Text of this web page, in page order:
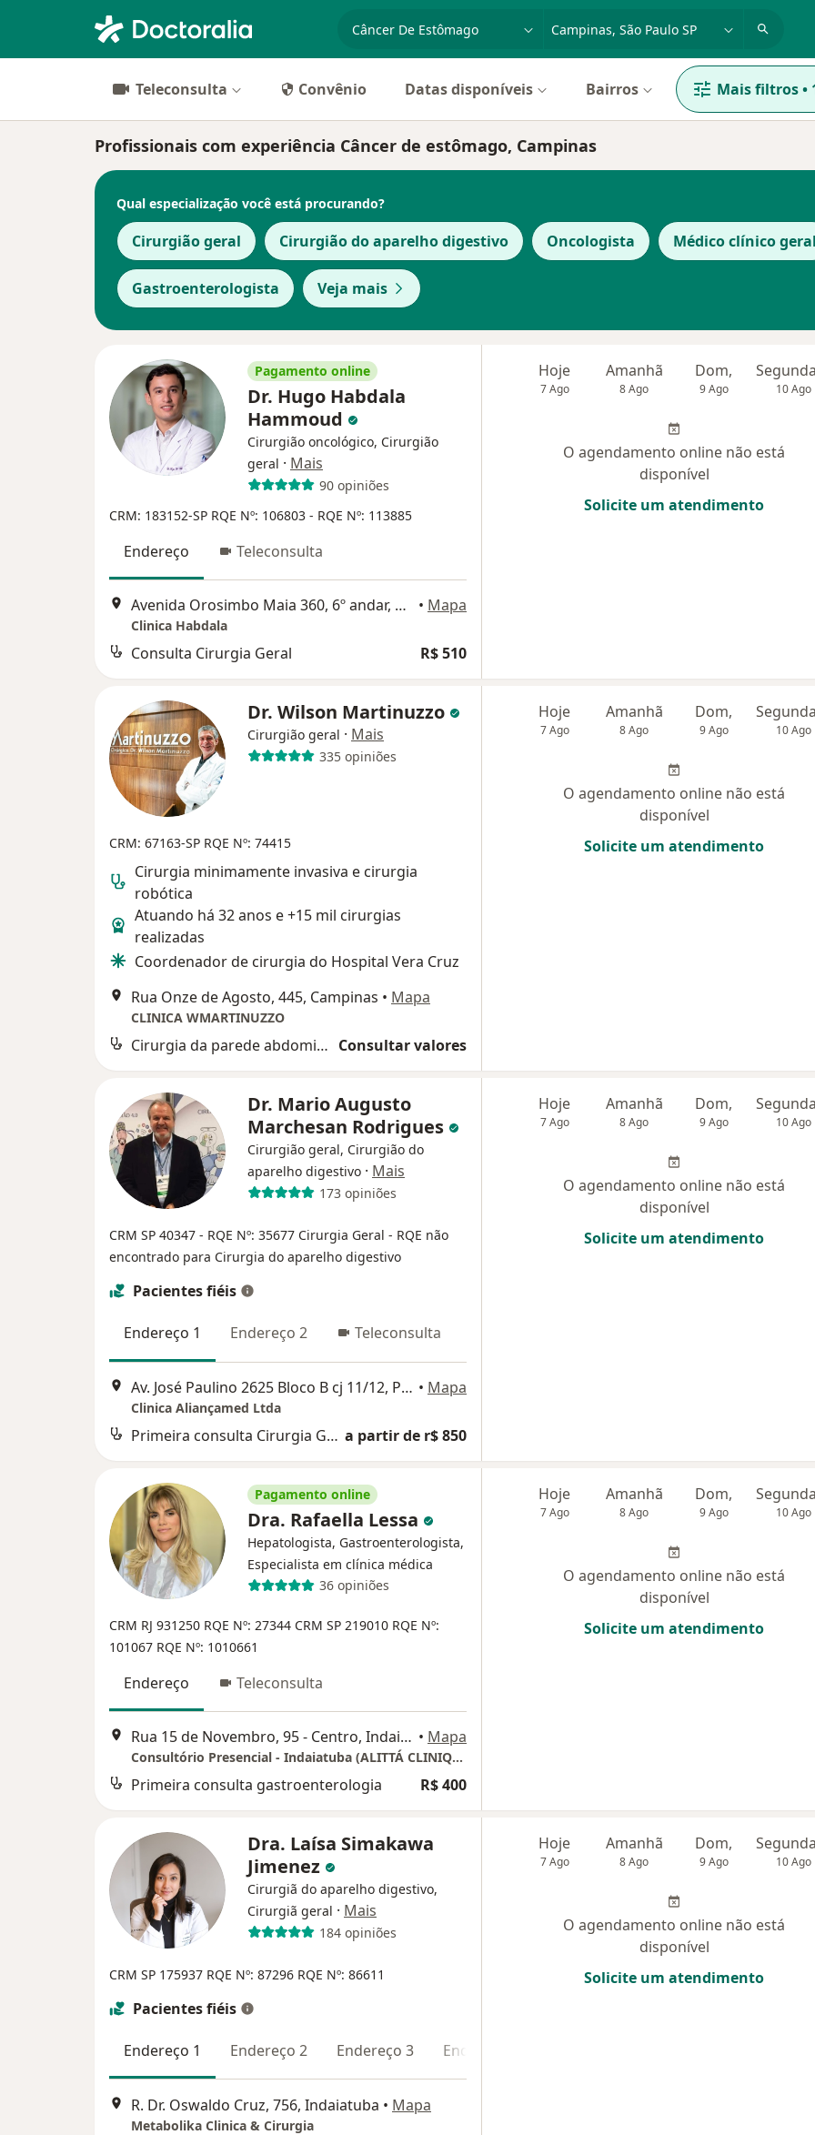
especialidade, doença ou nome
Teleconsulta Convênio Datas disponíveis Bairros Mais filtros•
Profissionais com experiência Câncer de estômago, Campinas
Qual especialização você está procurando?
Cirurgião geral Cirurgião do aparelho digestivo Oncologista Médico clínico geral
Gastroenterologista Veja mais
Pagamento online
Dr. Hugo Habdala
Hammoud
Cirurgião oncológico, Cirurgião
geral · Mais
90 opiniões
CRM: 183152-SP RQE Nº: 106803 - RQE Nº: 113885
Endereço Teleconsulta
Avenida Orosimbo Maia 360, 6º andar, Campinas • Mapa
Clinica Habdala
Consulta Cirurgia Geral R$ 510
Hoje
7 Ago
Amanhã
8 Ago
Dom,
9 Ago 10 Ago
O agendamento online não está
disponível
Solicite um atendimento
Dr. Wilson Martinuzzo
Cirurgião geral · Mais
335 opiniões
CRM: 67163-SP RQE Nº: 74415
Cirurgia minimamente invasiva e cirurgia
robótica
Atuando há 32 anos e +15 mil cirurgias
realizadas
Coordenador de cirurgia do Hospital Vera Cruz
Rua Onze de Agosto, 445, Campinas • Mapa
CLINICA WMARTINUZZO
Cirurgia da parede abdominal Consultar valores
Hoje
7 Ago
Amanhã
8 Ago
Dom,
9 Ago 10 Ago
O agendamento online não está
disponível
Solicite um atendimento
Dr. Mario Augusto
Marchesan Rodrigues
Cirurgião geral, Cirurgião do
aparelho digestivo · Mais
173 opiniões
CRM SP 40347 - RQE Nº: 35677 Cirurgia Geral - RQE não
encontrado para Cirurgia do aparelho digestivo
Pacientes fiéis
Endereço 1 Endereço 2 Teleconsulta
Av. José Paulino 2625 Bloco B cj 11/12, Paulínia • Mapa
Clinica Aliançamed Ltda
Primeira consulta Cirurgia Geral a partir de r$ 850
Hoje
7 Ago
Amanhã
8 Ago
Dom,
9 Ago 10 Ago
O agendamento online não está
disponível
Solicite um atendimento
Pagamento online
Dra. Rafaella Lessa
Hepatologista, Gastroenterologista,
Especialista em clínica médica
36 opiniões
CRM RJ 931250 RQE Nº: 27344 CRM SP 219010 RQE Nº:
101067 RQE Nº: 1010661
Endereço Teleconsulta
Rua 15 de Novembro, 95 - Centro, Indaiatuba, Indaiatuba • Mapa
Consultório Presencial - Indaiatuba (ALITTÁ CLINIQUE)
Primeira consulta gastroenterologia R$ 400
Hoje
7 Ago
Amanhã
8 Ago
Dom,
9 Ago 10 Ago
O agendamento online não está
disponível
Solicite um atendimento
Dra. Laísa Simakawa
Jimenez
Cirurgiã do aparelho digestivo,
Cirurgiã geral · Mais
184 opiniões
CRM SP 175937 RQE Nº: 87296 RQE Nº: 86611
Pacientes fiéis
Endereço 1 Endereço 2 Endereço 3 Endereço 4
R. Dr. Oswaldo Cruz, 756, Indaiatuba • Mapa
Metabolika Clinica & Cirurgia
Hoje
7 Ago
Amanhã
8 Ago
Dom,
9 Ago 10 Ago
O agendamento online não está
disponível
Solicite um atendimento